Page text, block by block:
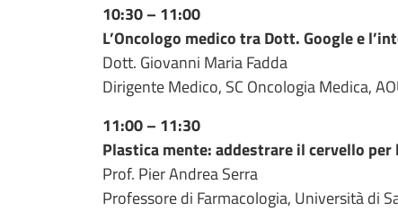
10:30 – 11:00
L’Oncologo medico tra Dott. Google e
Dott. Giovanni Maria Fadda
Dirigente Medico, SC Oncologia Medica,
11:00 – 11:30
Plastica mente: addestrare il cervello
Prof. Pier Andrea Serra
Professore di Farmacologia, Università di